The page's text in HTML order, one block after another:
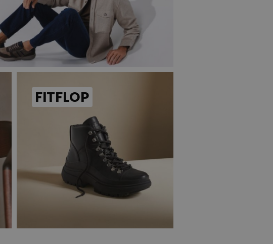
FITFLOP